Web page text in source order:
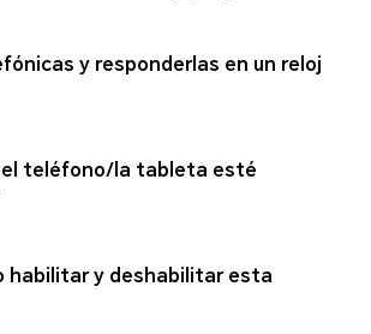
y responderlas en un reloj
el teléfono/la tableta esté
habilitar y deshabilitar esta